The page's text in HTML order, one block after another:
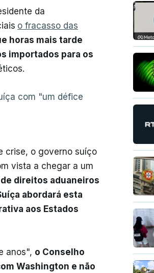
da
o fracasso das
horas mais tarde
importados para os
com "um défice
crise, o governo suíço
vista a chegar a um
direitos aduaneiros
abordará esta
aos Estados
anos", o Conselho
Washington e não